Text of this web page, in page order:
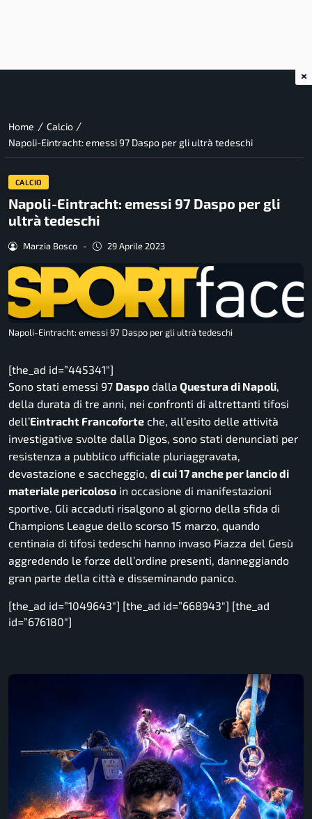
Home / Calcio /
Napoli-Eintracht: emessi 97 Daspo per gli ultrà tedeschi
CALCIO
Napoli-Eintracht: emessi 97 Daspo per gli
ultrà tedeschi
Marzia Bosco - 29 Aprile 2023
Napoli-Eintracht: emessi 97 Daspo per gli ultrà tedeschi
[the_ad id=”445341″]
Sono stati emessi 97 Daspo dalla Questura di Napoli
della durata di tre anni, nei confronti di altrettanti tifosi
dell’Eintracht Francoforte che, all’esito delle attività
investigative svolte dalla Digos, sono stati denunciati per
resistenza a pubblico ufficiale pluriaggravata,
devastazione e saccheggio, di cui 17 anche per lancio di
materiale pericoloso in occasione di manifestazioni
sportive. Gli accaduti risalgono al giorno della sfida di
Champions League dello scorso 15 marzo, quando
centinaia di tifosi tedeschi hanno invaso Piazza del Gesù
aggredendo le forze dell’ordine presenti, danneggiando
gran parte della città e disseminando panico.
[the_ad id=”1049643″] [the_ad id=”668943″] [the_ad
id=”676180″]
×